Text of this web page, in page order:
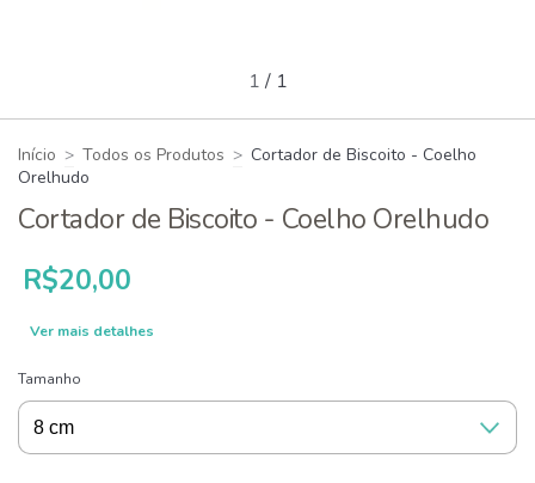
1 / 1
Início > Todos os Produtos > Cortador de Biscoito - Coelho
Orelhudo
Cortador de Biscoito - Coelho Orelhudo
R$20,00
Ver mais detalhes
Tamanho